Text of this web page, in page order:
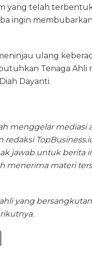
yang telah
ingin
ulang
Tenaga Ahli
Dayanti.
menggelar mediasi
jawab untuk berita
menerima materi
yang